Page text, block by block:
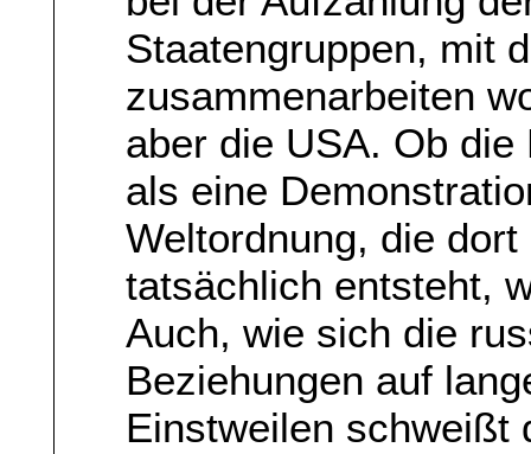
Staatengruppen, mit
zusammenarbeiten
aber die USA. Ob
als eine
Weltordnung, die
tatsächlich entsteht,
Auch, wie sich die
Beziehungen auf
Einstweilen schweißt